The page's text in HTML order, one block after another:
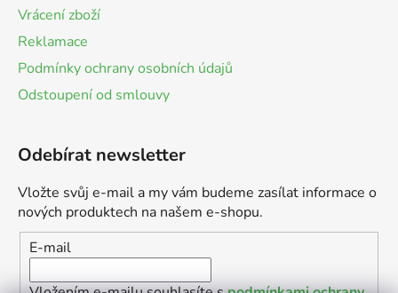
Vrácení zboží
Reklamace
Podmínky ochrany osobních údajů
Odstoupení od smlouvy
Odebírat newsletter
Vložte svůj e-mail a my vám budeme zasílat informace o
nových produktech na našem e-shopu.
E-mail